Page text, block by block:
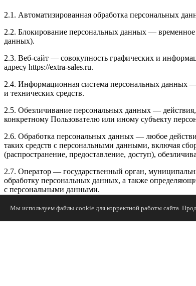
2.1. Автоматизированная обработка персональных
2.2. Блокирование персональных данных — временное
данных).
2.3. Веб-сайт — совокупность графических и
адресу https://extra-sales.ru.
2.4. Информационная система персональных данных
и технических средств.
2.5. Обезличивание персональных данных —
конкретному Пользователю или иному субъекту
2.6. Обработка персональных данных — любое
таких средств с персональными данными, включая
(распространение, предоставление, доступ),
2.7. Оператор — государственный орган,
обработку персональных данных, а также
с персональными данными.
2.8. Персональные данные — любая информация,
2.9. Персональные данные, разрешенные субъектом
Мы используем файлы cookie для корректной работы сайта.